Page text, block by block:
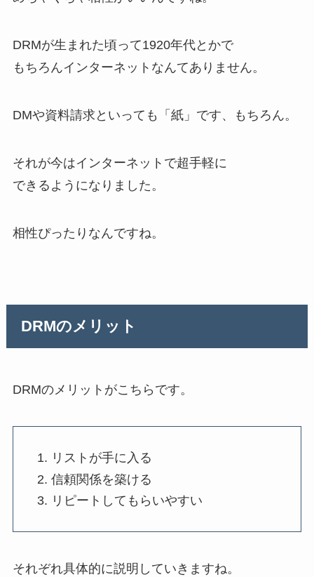
DRMが生まれた頃って1920年代とかで
もちろんインターネットなんてありません。
DMや資料請求といっても「紙」です、もちろん。
それが今はインターネットで超手軽に
できるようになりました。
相性ぴったりなんですね。
DRMのメリット
DRMのメリットがこちらです。
リストが手に入る
信頼関係を築ける
リピートしてもらいやすい
それぞれ具体的に説明していきますね。